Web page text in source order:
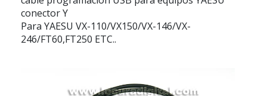
conector Y
Para YAESU VX-110/VX150/VX-146/VX-
246/FT60,FT250 ETC..